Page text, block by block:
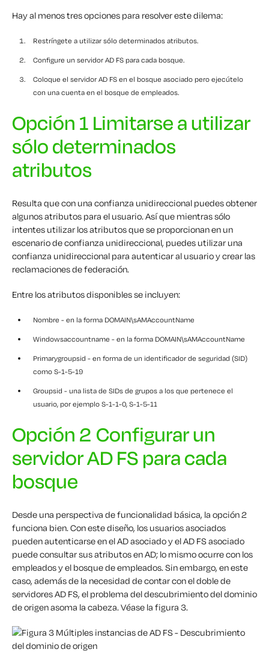
Hay al menos tres opciones para resolver este dilema:
Restríngete a utilizar sólo determinados atributos.
Configure un servidor AD FS para cada bosque.
Coloque el servidor AD FS en el bosque asociado pero ejecútelo
con una cuenta en el bosque de empleados.
Opción 1 Limitarse a utilizar
sólo determinados
atributos
Resulta que con una confianza unidireccional puedes obtener
algunosatributos para el usuario. Así que mientras sólo
intentes utilizar los atributos que se proporcionan en un
escenario de confianza unidireccional, puedes utilizar una
confianza unidireccional para autenticar al usuario y crear las
reclamaciones de federación.
Entre los atributos disponibles se incluyen:
Nombre - en la forma DOMAIN\sAMAccountName
Windowsaccountname - en la forma DOMAIN\sAMAccountName
Primarygroupsid - en forma de un identificador de seguridad (SID)
como S-1-5-19
Groupsid - una lista de SIDs de grupos a los que pertenece el
usuario, por ejemplo S-1-1-0, S-1-5-11
Opción 2 Configurar un
servidor AD FS para cada
bosque
Desde una perspectiva de funcionalidad básica, la opción 2
funciona bien. Con este diseño, los usuarios asociados
pueden autenticarse en el AD asociado y el AD FS asociado
puede consultar sus atributos en AD; lo mismo ocurre con los
empleados y el bosque de empleados. Sin embargo, en este
caso, además de la necesidad de contar con el doble de
servidores AD FS, el problema del descubrimiento del dominio
de origen asoma la cabeza. Véase la figura 3.